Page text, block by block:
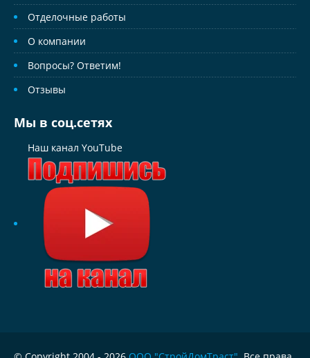
Отделочные работы
О компании
Вопросы? Ответим!
Отзывы
Мы в соц.сетях
Наш канал YouTube